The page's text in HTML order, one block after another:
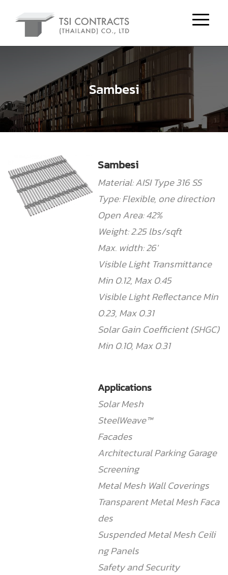
Sambesi
Sambesi
Material: AISI Type 316 SS
Type: Flexible, one direction
Open Area: 42%
Weight: 2.25 lbs/sqft
Max. width: 26′
Visible Light Transmittance
Min 0.12, Max 0.45
Visible Light Reflectance Min
0.23, Max 0.31
Solar Gain Coefficient (SHGC)
Min 0.10, Max 0.31
Applications
Solar Mesh
SteelWeave™
Facades
Architectural Parking Garage
Screening
Metal Mesh Wall Coverings
Transparent Metal Mesh Faca
des
Suspended Metal Mesh Ceili
ng Panels
Safety and Security